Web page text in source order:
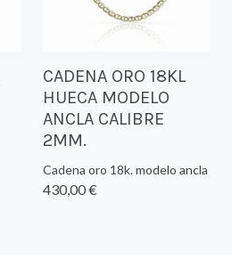
CADENA ORO 18KL
HUECA MODELO
ANCLA CALIBRE
2MM.
Cadena oro 18k. modelo ancla
430,00 €